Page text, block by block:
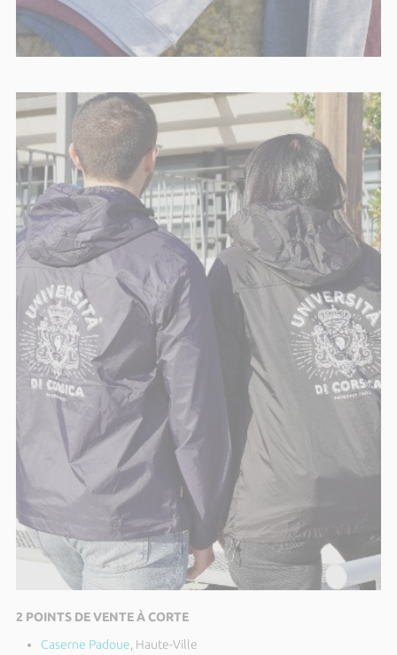
2 POINTS DE VENTE À CORTE
Caserne Padoue, Haute-Ville